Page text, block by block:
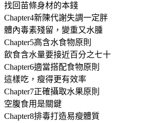
找回苗條身材的本錢
Chapter4新陳代謝失調一定胖
體內毒素殘留，變重又水腫
Chapter5高含水食物原則
飲食含水量要接近百分之七十
Chapter6適當搭配食物原則
這樣吃，瘦得更有效率
Chapter7正確攝取水果原則
空腹食用是關鍵
Chapter8排毒打造易瘦體質